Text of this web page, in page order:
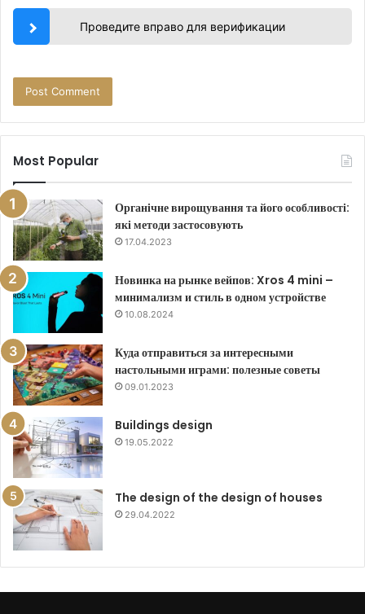
Проведите вправо для верификации
Most Popular
Органічне вирощування та його особливості:
які методи застосовують
17.04.2023
Новинка на рынке вейпов: Xros 4 mini –
минимализм и стиль в одном устройстве
10.08.2024
Куда отправиться за интересными
настольными играми: полезные советы
09.01.2023
Buildings design
19.05.2022
The design of the design of houses
29.04.2022